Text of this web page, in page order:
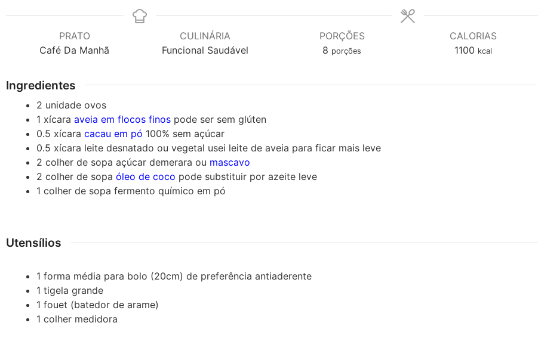
PRATO
Café Da Manhã
CULINÁRIA
Funcional Saudável
PORÇÕES
8 porções
CALORIAS
1100 kcal
Ingredientes
2 unidade ovos
1 xícara aveia em flocos finos pode ser sem glúten
0.5 xícara cacau em pó 100% sem açúcar
0.5 xícara leite desnatado ou vegetal usei leite de aveia para ficar mais leve
2 colher de sopa açúcar demerara ou mascavo
2 colher de sopa óleo de coco pode substituir por azeite leve
1 colher de sopa fermento químico em pó
Utensílios
1 forma média para bolo (20cm)de preferência antiaderente
1 tigela grande
1 fouet (batedor de arame)
1 colher medidora